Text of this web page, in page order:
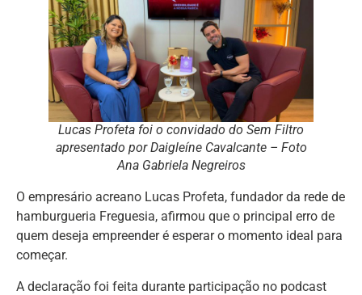
Lucas Profeta foi o convidado do Sem Filtro
apresentado por Daigleíne Cavalcante – Foto
Ana Gabriela Negreiros
O empresário acreano Lucas Profeta, fundador da rede de
hamburgueria Freguesia, afirmou que o principal erro de
quem deseja empreender é esperar o momento ideal para
começar.
A declaração foi feita durante participação no podcast